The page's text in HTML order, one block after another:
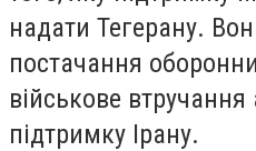
надати Тегерану.
постачання
військове
підтримку Ірану.